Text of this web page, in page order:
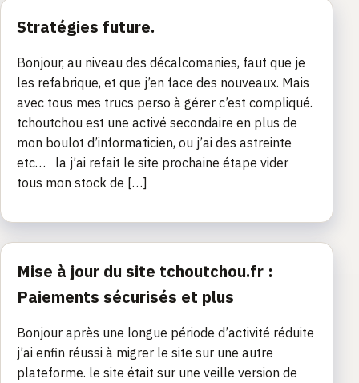
Stratégies future.
Bonjour, au niveau des décalcomanies, faut que je
les refabrique, et que j’en face des nouveaux. Mais
avec tous mes trucs perso à gérer c’est compliqué.
tchoutchou est une activé secondaire en plus de
mon boulot d’informaticien, ou j’ai des astreinte
etc… la j’ai refait le site prochaine étape vider
tous mon stock de […]
Mise à jour du site tchoutchou.fr :
Paiements sécurisés et plus
Bonjour après une longue période d’activité réduite
j’ai enfin réussi à migrer le site sur une autre
plateforme. le site était sur une veille version de